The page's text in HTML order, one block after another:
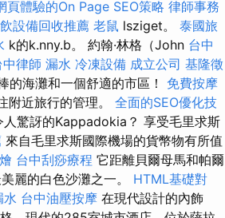
頁體驗的On Page SEO策略 律師事務
設備回收推薦 老鼠 lsziget。 泰國旅
k的k.nny.b。 約翰·林格（John 台中
中律師 漏水 冷凍設備 成立公司 基隆徵
的海灘和一個舒適的市區！ 免費按摩
附近旅行的管理。 全面的SEO優化技
驚訝的Kappadokia？ 享受毛里求斯
來自毛里求斯國際機場的貨幣物有所值
台中刮痧療程 它距離貝爾母馬和帕爾
麗的白色沙灘之一。 HTML基礎對
水 台中油壓按摩 在現代設計的內飾